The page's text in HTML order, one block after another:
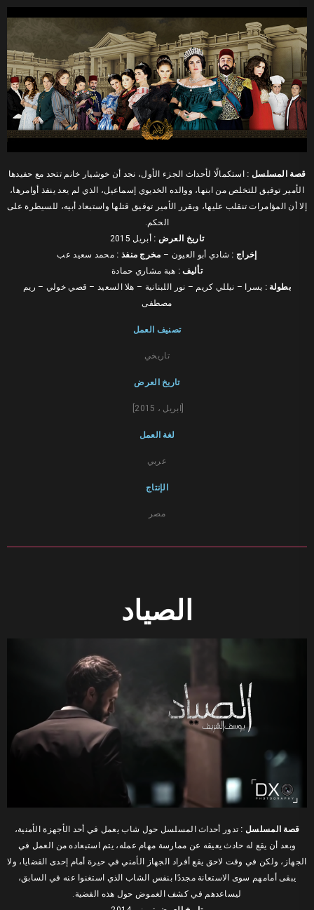
قصة المسلسل : استكمالًا لأحداث الجزء الأول، نجد أن خوشيار خانم تتحد مع حفيدها
الأمير توفيق للتخلص من ابنها، ووالده الخديوي إسماعيل، الذي لم يعد ينفذ أوامرها،
إلا أن المؤامرات تنقلب عليها، ويقرر الأمير توفيق قتلها واستبعاد أبيه، للسيطرة على
الحكم.
تاريخ العرض : أبريل 2015
إخراج : شادي أبو العيون – مخرج منفذ : محمد سعيد عب
ﺗﺄﻟﻴﻒ : هبة مشاري حمادة
بطولة : يسرا – نيللي كريم – نور اللبنانية – هلا السعيد – قصي خولي – ريم
مصطفى
تصنيف العمل
تاريخي
تاريخ العرض
لغة العمل
عربي
الإنتاج
مصر
الصياد
قصة المسلسل : تدور أحداث المسلسل حول شاب يعمل في أحد الأجهزة الأمنية،
وبعد أن يقع له حادث يعيقه عن ممارسة مهام عمله، يتم استبعاده من العمل في
الجهاز، ولكن في وقت لاحق يقع أفراد الجهاز الأمني في حيرة أمام إحدى القضايا، ولا
يبقى أمامهم سوى الاستعانة مجددًا بنفس الشاب الذي استغنوا عنه في السابق،
ليساعدهم في كشف الغموض حول هذه القضية.